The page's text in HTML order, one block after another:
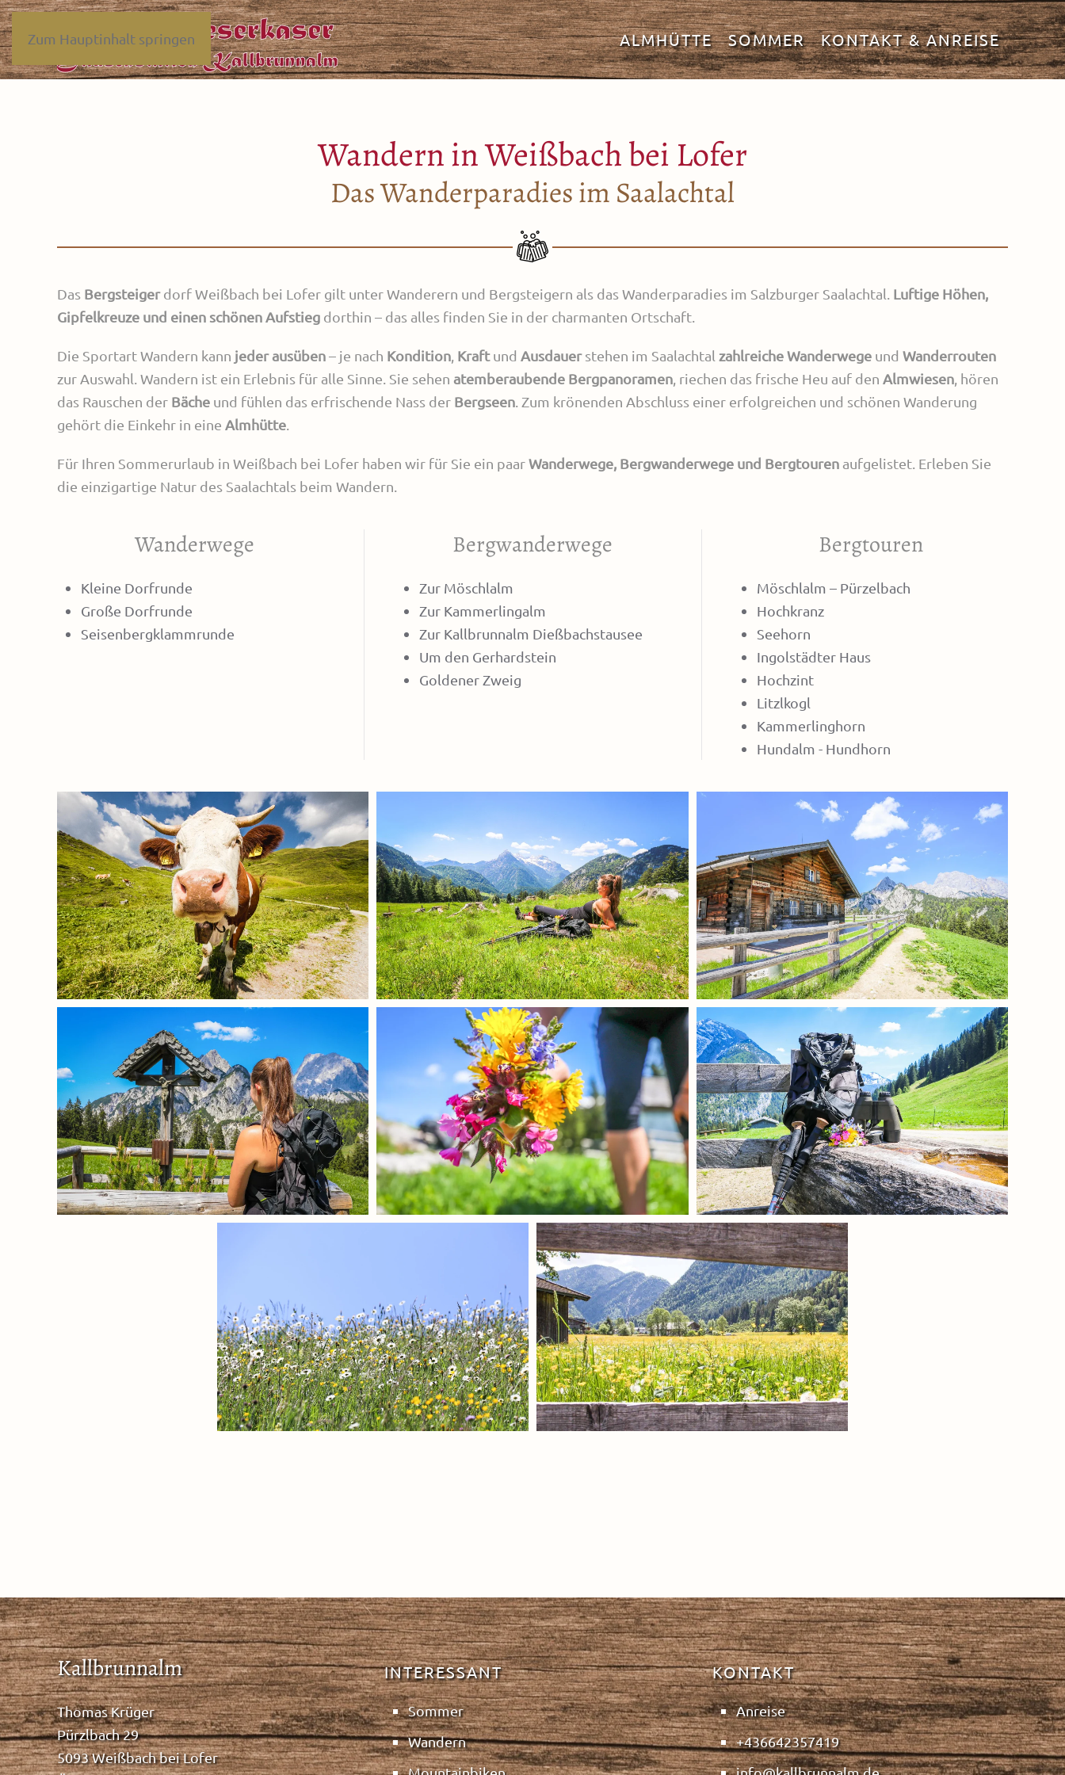
Zum Hauptinhalt springen ALMHÜTTE SOMMER KONTAKT & ANREISE
Wandern in Weißbach bei Lofer
Das Wanderparadies im Saalachtal
Das Bergsteigerdorf Weißbach bei Lofer gilt unter Wanderern und Bergsteigern als das Wanderparadies im Salzburger Saalachtal. Luftige Höhen,
Gipfelkreuze und einen schönen Aufstieg dorthin – das alles finden Sie in der charmanten Ortschaft.
Die Sportart Wandern kann jeder ausüben– je nach Kondition Kraftund Ausdauerstehen im Saalachtal zahlreiche Wanderwege und Wanderrouten
zur Auswahl. Wandern ist ein Erlebnis für alle Sinne. Sie sehen atemberaubende Bergpanoramen , riechen das frische Heu auf den Almwiesen , hören
das Rauschen der Bäche und fühlen das erfrischende Nass der Bergseen . Zum krönenden Abschluss einer erfolgreichen und schönen Wanderung
gehört die Einkehr in eine Almhütte
Für Ihren Sommerurlaub in Weißbach bei Lofer haben wir für Sie ein paarWanderwege, Bergwanderwege und Bergtouren aufgelistet. Erleben Sie
die einzigartige Natur des Saalachtals beim Wandern.
Wanderwege
Kleine Dorfrunde
Große Dorfrunde
Seisenbergklammrunde
Bergwanderwege
Zur Möschlalm
Zur Kammerlingalm
Zur Kallbrunnalm Dießbachstausee
Um den Gerhardstein
Goldener Zweig
Bergtouren
Möschlalm – Pürzelbach
Hochkranz
Seehorn
Ingolstädter Haus
Hochzint
Litzlkogl
Kammerlinghorn
Hundalm - Hundhorn
Kallbrunnalm
Thomas Krüger
Pürzlbach 29
5093 Weißbach bei Lofer
INTERESSANT
Sommer
Wandern
KONTAKT
Anreise
+436642357419